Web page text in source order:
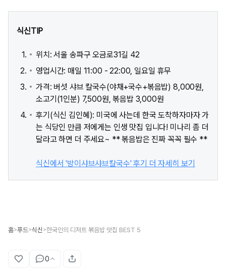
식신TIP
위치: 서울 송파구 오금로31길 42
영업시간: 매일 11:00 - 22:00, 일요일 휴무
가격: 버섯 샤브 칼국수(야채+국수+볶음밥) 8,000원,
소고기(1인분) 7,500원, 볶음밥 3,000원
후기(식신 김인혜): 미국에 사는데 한국 도착하자마자 가
는 식당인 만큼 저에게는 인생 맛집 입니다! 미나리 좀 더
달라고 하면 더 주세요~ ** 볶음밥은 진짜 꼭꼭 필수 **
식신에서 '방이샤브샤브칼국수' 후기 더 자세히 보기
홈>푸드>식신 >한국인의 디저트 볶음밥 맛집 BEST 5
0